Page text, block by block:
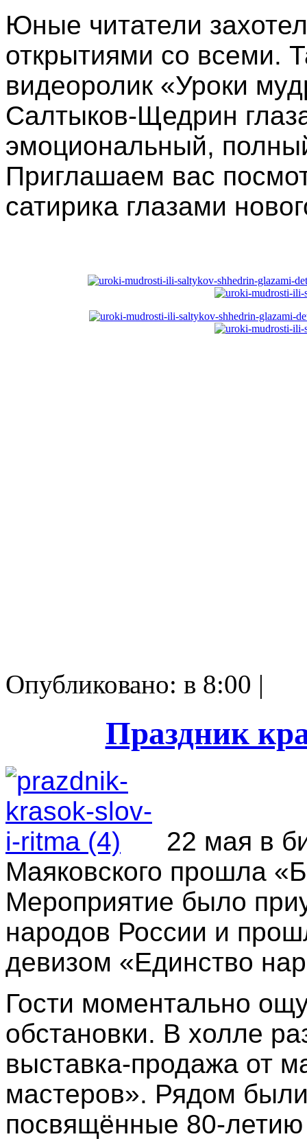
Юные читатели
открытиями со всеми.
видеоролик «Уроки
Салтыков‑Щедрин
эмоциональный,
Приглашаем вас
сатирика глазами
Опубликовано: в 8:00 |
Праздник
22 мая в
Маяковского прошла
Мероприятие было
народов России и
девизом «Единство
Гости моментально
обстановки. В холле
выставка‑продажа от
мастеров». Рядом
посвящённые 80‑